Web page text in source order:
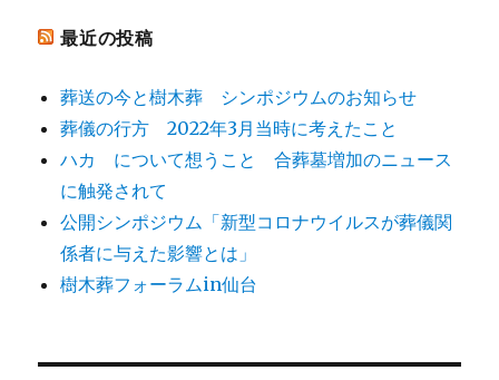
の
最近の投稿
葬送の今と樹木葬 シンポジウムのお知らせ
葬儀の行方 2022年3月当時に考えたこと
ハカ について想うこと 合葬墓増加のニュース
に触発されて
公開シンポジウム「新型コロナウイルスが葬儀関
係者に与えた影響とは」
樹木葬フォーラムin仙台